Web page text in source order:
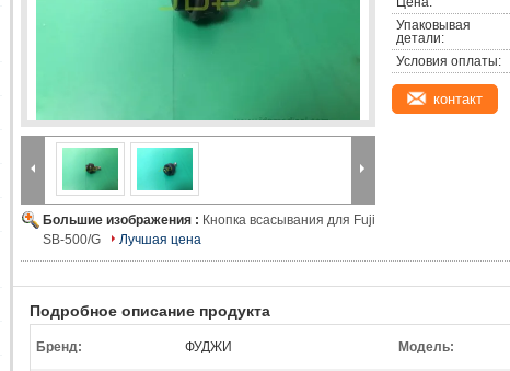
Большие изображения : Кнопка всасывания для Fuji
SB-500/G
Лучшая цена
Упаковывая
детали:
Условия оплаты:
контакт
Подробное описание продукта
Бренд: ФУДЖИ Модель: